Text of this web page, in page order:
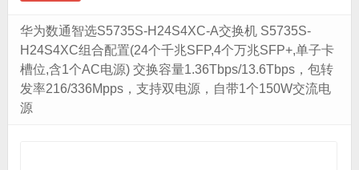
华为数通智选S5735S-H24S4XC-A交换机 S5735S-
H24S4XC组合配置(24个千兆SFP,4个万兆SFP+,单子卡
槽位,含1个AC电源) 交换容量1.36Tbps/13.6Tbps，包转
发率216/336Mpps，支持双电源，自带1个150W交流电
源